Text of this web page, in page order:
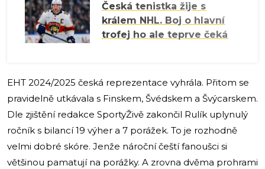
Česká tenistka žije s
králem NHL. Boj o hlavní
trofej ho ale teprve čeká
EHT 2024/2025 česká reprezentace vyhrála. Přitom se
pravidelně utkávala s Finskem, Švédskem a Švýcarskem.
Dle zjištění redakce SportyŽivě zakončil Rulík uplynulý
ročník s bilancí 19 výher a 7 porážek. To je rozhodně
velmi dobré skóre. Jenže nároční čeští fanoušci si
většinou pamatují na porážky. A zrovna dvěma prohrami